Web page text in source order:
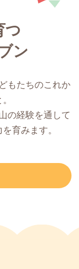
ン
もたちのこれか
の経験を通して
育みます。